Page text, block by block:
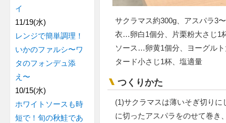
サクラマス約300g、アスパラ3
衣…卵白1個分、片栗粉大さじ1
ソース…卵黄1個分、ヨーグル
タード小さじ1杯、塩適量
つくりかた
(1)サクラマスは薄いそぎ切り
に切ったアスパラをのせて巻き
イ
11/19(水)
レンジで簡単調理！
いかのファルシ〜ワ
タのフォンデュ添
え〜
10/15(水)
ホワイトソースも時
短で！旬の秋鮭であ